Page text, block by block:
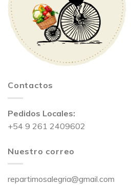
Contactos
Pedidos Locales:
+54 9 261 2409602
Nuestro correo
repartimosalegria@gmail.com